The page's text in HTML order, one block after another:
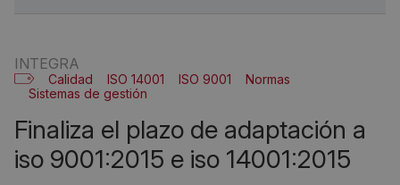
INTEGRA
Calidad ISO 14001 ISO 9001
Normas
Sistemas de gestión
finaliza el plazo de adaptación a
iso 9001:2015 e iso 14001:2015